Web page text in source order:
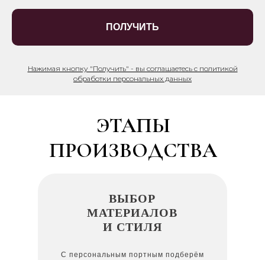
ПОЛУЧИТЬ
Нажимая кнопку "Получить" - вы соглашаетесь с политикой
обработки персональных данных
С персональным портным подберём
ВЫБОР
МАТЕРИАЛОВ
И СТИЛЯ
ЭТАПЫ
ПРОИЗВОДСТВА